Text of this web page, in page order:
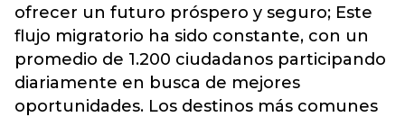
ofrecer un futuro próspero y seguro; Este
flujo migratorio ha sido constante, con un
promedio de 1.200 ciudadanos participando
diariamente en busca de mejores
oportunidades. Los destinos más comunes